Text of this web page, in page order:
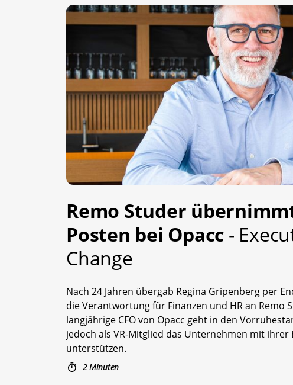
Remo Studer
Posten bei Opacc -
Change
Nach 24 Jahren übergab Regina Gripenberg per
die Verantwortung für Finanzen und HR an Remo
langjährige CFO von Opacc geht in den
jedoch als VR-Mitglied das Unternehmen mit ihrer
unterstützen.
2 Minuten